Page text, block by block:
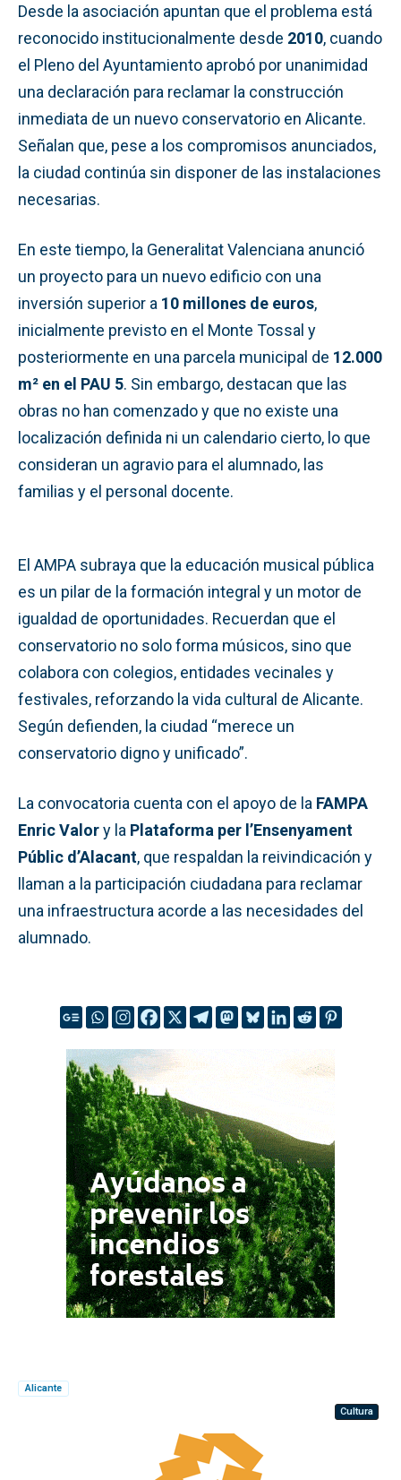
Desde la asociación apuntan que el problema está
reconocido institucionalmente desde 2010, cuando
el Pleno del Ayuntamiento aprobó por unanimidad
una declaración para reclamar la construcción
inmediata de un nuevo conservatorio en Alicante.
Señalan que, pese a los compromisos anunciados,
la ciudad continúa sin disponer de las instalaciones
necesarias.
En este tiempo, la Generalitat Valenciana anunció
un proyecto para un nuevo edificio con una
inversión superior a 10 millones de euros,
inicialmente previsto en el Monte Tossal y
posteriormente en una parcela municipal de 12.000
m² en el PAU 5. Sin embargo, destacan que las
obras no han comenzado y que no existe una
localización definida ni un calendario cierto, lo que
consideran un agravio para el alumnado, las
familias y el personal docente.
El AMPA subraya que la educación musical pública
es un pilar de la formación integral y un motor de
igualdad de oportunidades. Recuerdan que el
conservatorio no solo forma músicos, sino que
colabora con colegios, entidades vecinales y
festivales, reforzando la vida cultural de Alicante.
Según defienden, la ciudad “merece un
conservatorio digno y unificado”.
La convocatoria cuenta con el apoyo de la FAMPA
Enric Valory la Plataforma per l’Ensenyament
Públic d’Alacant, que respaldan la reivindicación y
llaman a la participación ciudadana para reclamar
una infraestructura acorde a las necesidades del
alumnado.
Alicante
Cultura